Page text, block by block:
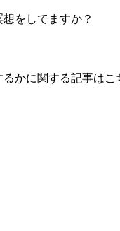
をしてますか？
かに関する記事はこ